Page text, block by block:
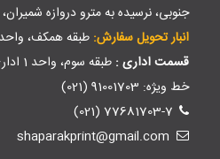
جنوبی، نرسیده به مترو دروازه شمیران،
انبار تحویل سفارش: طبقه همکف، واحد 2
قسمت اداری : طبقه سوم، واحد 1 اداری
خط ویژه: 91001703 (021)
77681703-7 (021)